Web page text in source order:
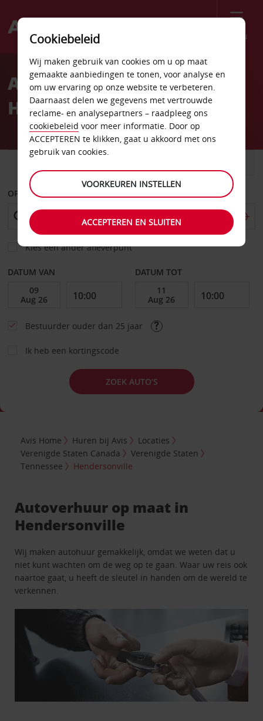
Menu
Welcome
AvisAutoverhuur
Hendersonville
OPHALEN OP
Kies een ander afleverpunt
DATUM VAN DATUM TOT
Bestuurder ouder dan 25 jaar
Ik heb een kortingscode
ZOEK AUTO’S
Avis Home Huren bij Avis
Locaties
Verenigde Staten Canada
Verenigde Staten
Tennessee
Hendersonville
Autoverhuur op maat in
Hendersonville
Wij maken autohuur gemakkelijk, omdat we weten dat u
niet kunt wachten om de weg op te gaan. Waar uw reis ook
naartoe gaat, u heeft de sleutel in handen om de wereld te
verkennen.
Cookiebeleid
Wij maken gebruik van cookies om u op maat
gemaakte aanbiedingen te tonen, voor analyse en
om uw ervaring op onze website te verbeteren.
Daarnaast delen we gegevens met vertrouwde
reclame- en analysepartners – raadpleeg ons
cookiebeleid voor meer informatie. Door op
ACCEPTEREN te klikken, gaat u akkoord met ons
gebruik van cookies.
VOORKEUREN INSTELLEN
ACCEPTEREN EN SLUITEN